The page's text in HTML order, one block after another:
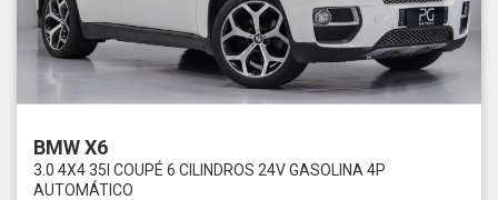
BMW X6
3.0 4X4 35I COUPÉ 6 CILINDROS 24V GASOLINA 4P
AUTOMÁTICO